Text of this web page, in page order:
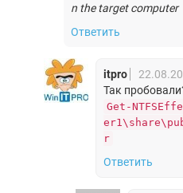
n the target computer
Ответить
itpro
Так
Get-
r
Ответить